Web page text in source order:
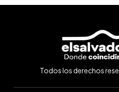
Todos los derechos